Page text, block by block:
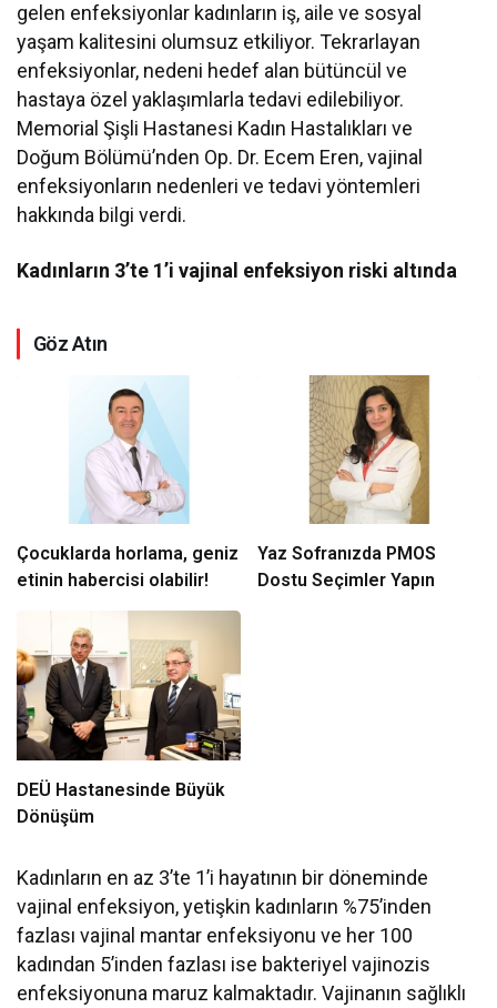
gelen enfeksiyonlar kadınların iş, aile ve sosyal
yaşam kalitesini olumsuz etkiliyor. Tekrarlayan
enfeksiyonlar, nedeni hedef alan bütüncül ve
hastaya özel yaklaşımlarla tedavi edilebiliyor.
Memorial Şişli Hastanesi Kadın Hastalıkları ve
Doğum Bölümü’nden Op. Dr. Ecem Eren, vajinal
enfeksiyonların nedenleri ve tedavi yöntemleri
hakkında bilgi verdi.
Kadınların 3’te 1’i vajinal enfeksiyon riski altında
Göz Atın
Çocuklarda horlama, geniz
etinin habercisi olabilir!
Yaz Sofranızda PMOS
Dostu Seçimler Yapın
DEÜ Hastanesinde Büyük
Dönüşüm
Kadınların en az 3’te 1’i hayatının bir döneminde
vajinal enfeksiyon, yetişkin kadınların %75’inden
fazlası vajinal mantar enfeksiyonu ve her 100
kadından 5’inden fazlası ise bakteriyel vajinozis
enfeksiyonuna maruz kalmaktadır. Vajinanın sağlıklı